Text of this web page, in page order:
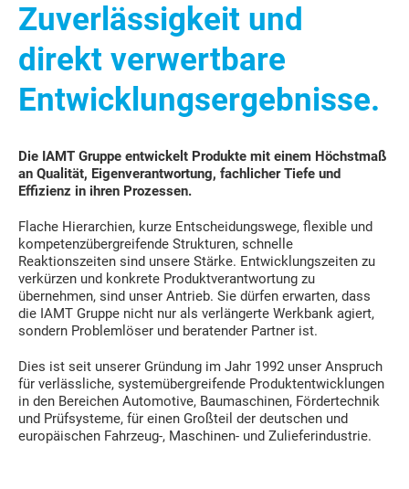
Zuverlässigkeit und
direkt verwertbare
Entwicklungsergebnisse.
Die IAMT Gruppe entwickelt Produkte mit einem Höchstmaß
an Qualität, Eigenverantwortung, fachlicher Tiefe und
Effizienz in ihren Prozessen.
Flache Hierarchien, kurze Entscheidungswege, flexible und
kompetenzübergreifende Strukturen, schnelle
Reaktionszeiten sind unsere Stärke. Entwicklungszeiten zu
verkürzen und konkrete Produktverantwortung zu
übernehmen, sind unser Antrieb. Sie dürfen erwarten, dass
die IAMT Gruppe nicht nur als verlängerte Werkbank agiert,
sondern Problemlöser und beratender Partner ist.
Dies ist seit unserer Gründung im Jahr 1992 unser Anspruch
für verlässliche, systemübergreifende Produktentwicklungen
in den Bereichen Automotive, Baumaschinen, Fördertechnik
und Prüfsysteme, für einen Großteil der deutschen und
europäischen Fahrzeug-, Maschinen- und Zulieferindustrie.